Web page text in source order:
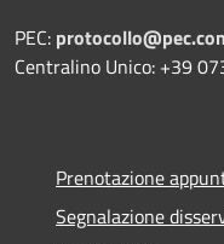
PEC:
Centralino Unico: +39
Prenotazione
Segnalazione